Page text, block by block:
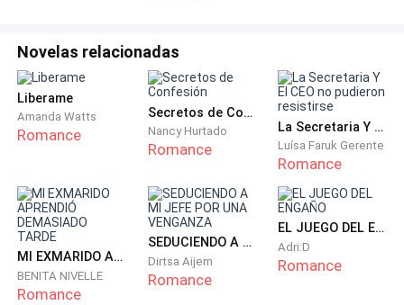
Novelas relacionadas
Liberame
Amanda Watts
Romance
Secretos de Confesión
Nancy Hurtado
Romance
La Secretaria Y El CEO no pudieron resistirse
Luísa Faruk Gerente
Romance
MI EXMARIDO APRENDIÓ DEMASIADO TARDE
BENITA NIVELLE
Romance
SEDUCIENDO A MI JEFE POR UNA VENGANZA
Dirtsa Aijem
Romance
EL JUEGO DEL ENGAÑO
Adri:D
Romance